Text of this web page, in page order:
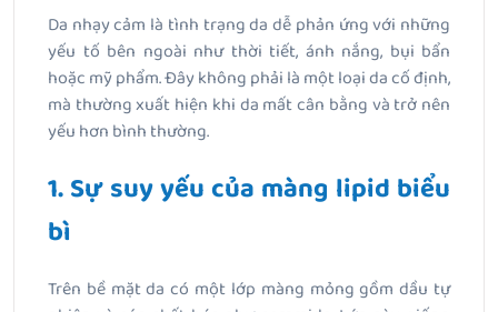
Da nhạy cảm là tình trạng da dễ phản ứng với những
yếu tố bên ngoài như thời tiết, ánh nắng, bụi bẩn
hoặc mỹ phẩm. Đây không phải là một loại da cố định,
mà thường xuất hiện khi da mất cân bằng và trở nên
yếu hơn bình thường.
1. Sự suy yếu của màng lipid biểu
bì
Trên bề mặt da có một lớp màng mỏng gồm dầu tự